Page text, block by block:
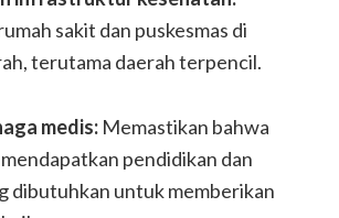
sakit dan puskesmas di
terutama daerah terpencil.
medis: Memastikan bahwa
pendidikan dan
dibutuhkan untuk memberikan